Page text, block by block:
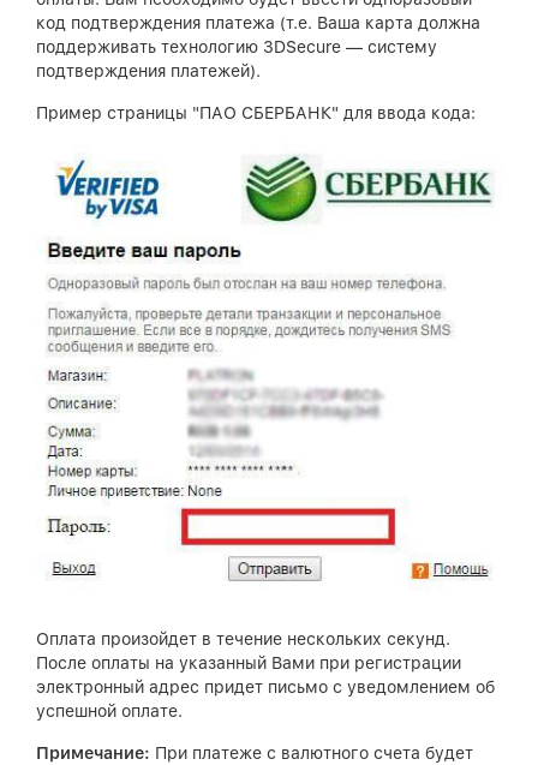
код подтверждения платежа (т.е. Ваша карта должна
поддерживать технологию 3DSecure — систему
подтверждения платежей).
Пример страницы "ПАО СБЕРБАНК" для ввода кода:
Оплата произойдет в течение нескольких секунд.
После оплаты на указанный Вами при регистрации
электронный адрес придет письмо с уведомлением об
успешной оплате.
Примечание: При платеже с валютного счета будет